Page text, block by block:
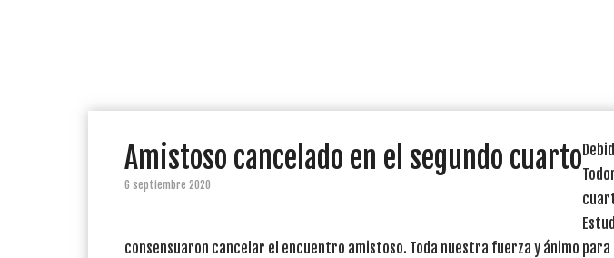
Amistoso cancelado en el segundo cuarto
6 septiembre 2020
consensuaron cancelar el encuentro amistoso. Toda nuestra fuerza y ánimo